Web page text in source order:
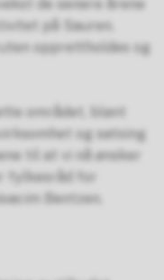
de senere årene
på Sauren.
opprettholdes og
området, blant
og satsing
til at vi nå ønsker
fylkesråd for
Bentzen.